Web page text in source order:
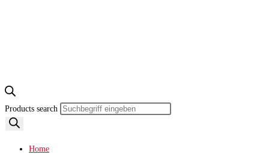
Products search
Home